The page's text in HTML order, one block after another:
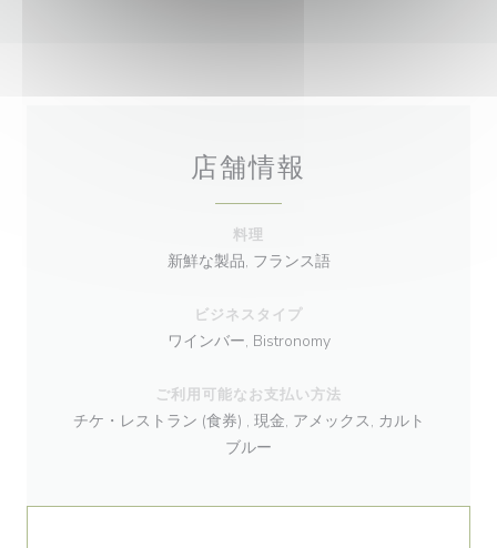
店舗情報
料理
新鮮な製品, フランス語
ビジネスタイプ
ワインバー, Bistronomy
ご利用可能なお支払い方法
チケ・レストラン (食券) , 現金, アメックス, カルト
ブルー